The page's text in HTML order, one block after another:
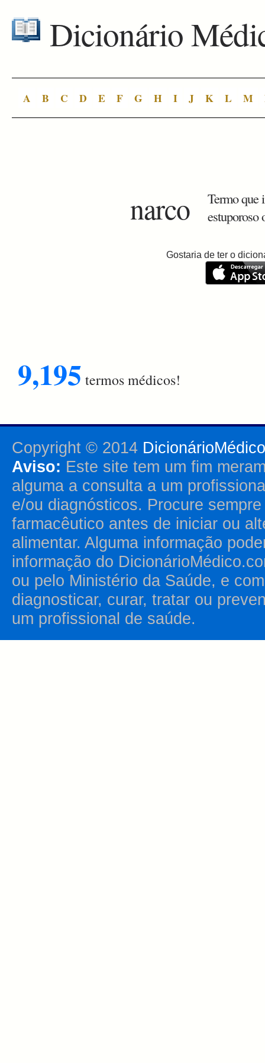
Dicionário
A B C D E F G H I J K L M
narco
Termo que
estuporoso
Gostaria de ter o
9,195 termos médicos!
Copyright © 2014
Aviso: Este site tem um fim
alguma a consulta a um
e/ou diagnósticos. Procure
farmacêutico antes de iniciar ou
alimentar. Alguma informação
informação do
ou pelo Ministério da Saúde, e
diagnosticar, curar, tratar ou
um profissional de saúde.